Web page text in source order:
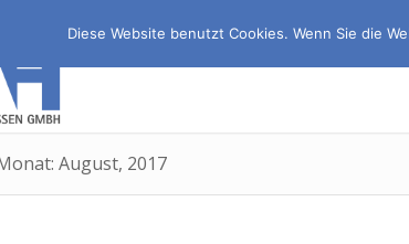
August, 2017
Diese Website benutzt Cookies. Wenn Sie die